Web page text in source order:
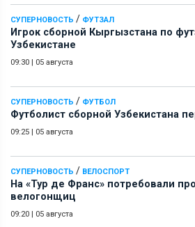
СУПЕРНОВОСТЬ / ФУТЗАЛ
Игрок сборной Кыргызстана по
Узбекистане
09:30 | 05 августа
СУПЕРНОВОСТЬ / ФУТБОЛ
Футболист сборной Узбекистана
09:25 | 05 августа
СУПЕРНОВОСТЬ / ВЕЛОСПОРТ
На «Тур де Франс» потребовали
велогонщиц
09:20 | 05 августа